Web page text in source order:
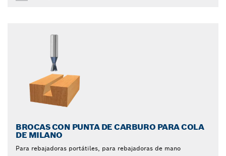
BROCAS CON PUNTA DE CARBURO PARA COLA
DE MILANO
Para rebajadoras portátiles, para rebajadoras de mano